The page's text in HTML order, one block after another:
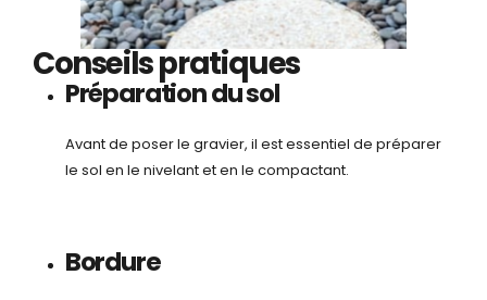
Conseils pratiques
Préparation du sol
Avant de poser le gravier, il est essentiel de préparer
le sol en le nivelant et en le compactant.
Bordure